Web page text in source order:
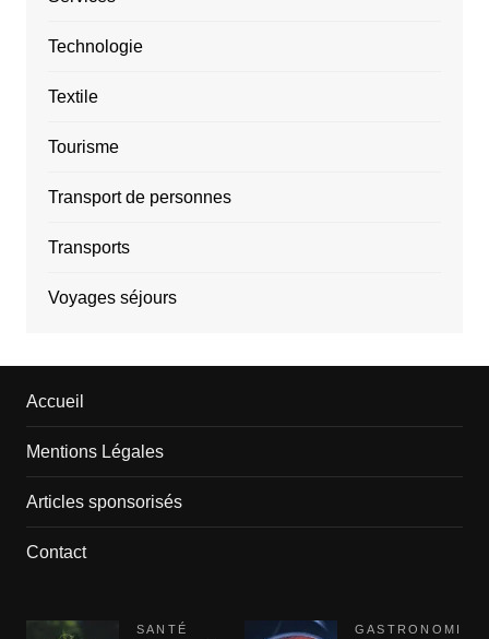
Technologie
Textile
Tourisme
Transport de personnes
Transports
Voyages séjours
Accueil
Mentions Légales
Articles sponsorisés
Contact
SANTÉ
GASTRONOMI